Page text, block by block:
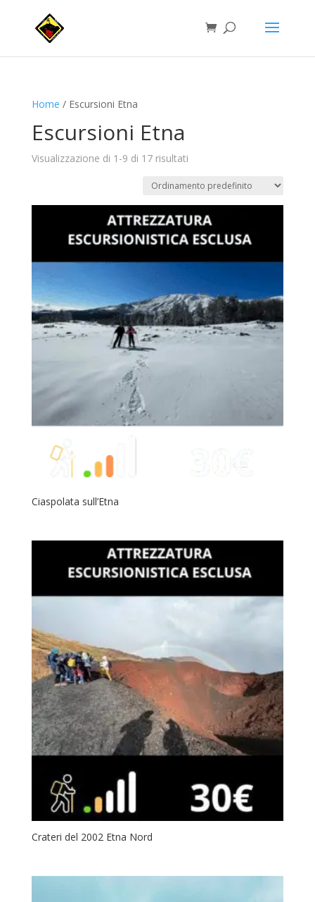
Home / Escursioni Etna
Escursioni Etna
Visualizzazione di 1-9 di 17 risultati
Ciaspolata sull’Etna
Crateri del 2002 Etna Nord